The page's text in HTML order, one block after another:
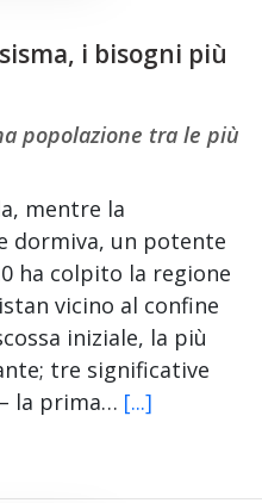
i bisogni più
popolazione tra le più
mentre la
dormiva, un potente
ha colpito la regione
vicino al confine
iniziale, la più
tre significative
la prima… [...]